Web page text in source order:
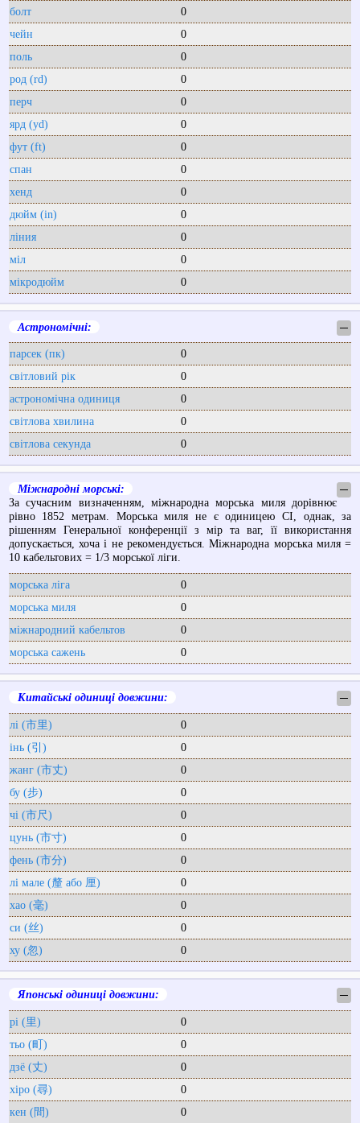
болт
0
чейн
0
поль
0
род (rd)
0
перч
0
ярд (yd)
0
фут (ft)
0
спан
0
хенд
0
дюйм (in)
0
ліния
0
міл
0
мікродюйм
0
Астрономічні: ─
парсек (пк)
0
світловий рік
0
астрономічна одиниця
0
світлова хвилина
0
світлова секунда
0
Міжнародні морські:
─
За сучасним визначенням, міжнародна морська миля дорівнює
рівно 1852 метрам. Морська миля не є одиницею СІ, однак, за
рішенням Генеральної конференції з мір та ваг, її використання
допускається, хоча і не рекомендується. Міжнародна морська миля =
10 кабельтових = 1/3 морської ліги.
морська ліга
0
морська миля
0
міжнародний кабельтов
0
морська сажень
0
Китайські одиниці довжини: ─
лі (市里)
0
інь (引)
0
жанг (市丈)
0
бу (步)
0
чі (市尺)
0
цунь (市寸)
0
фень (市分)
0
лі мале (釐 або 厘)
0
хао (毫)
0
си (丝)
0
ху (忽)
0
Японські одиниці довжини: ─
рі (里)
0
тьо (町)
0
дзё (丈)
0
хіро (尋)
0
кен (間)
0